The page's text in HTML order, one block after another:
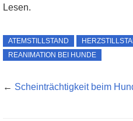
Lesen.
ATEMSTILLSTAND
REANIMATION BEI HUNDE
← Scheinträchtigkeit beim